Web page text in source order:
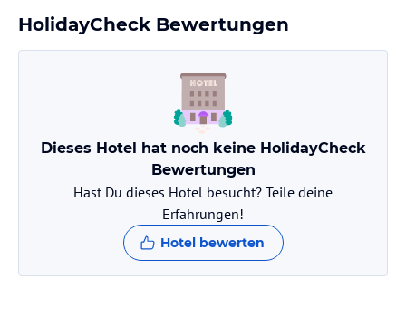
Die klimatisierten Wohneinheiten im Quinta dos Sapos sind
komfortabel und mit modernen Annehmlichkeiten ausgestattet.
Jedes Zimmer verfügt über eine Terrasse, auf der Sie die frische
Luft und die schöne Umgebung genießen können. Zur
Ausstattung gehören auch ein Flachbild-TV und ein eigenes Bad
mit einer Badewanne oder einer Dusche sowie einem Haartrockner.
Die Küche ist mit einem Kühlschrank, einem Backofen, einer
Mikrowelle und einer Kaffeemaschine ausgestattet, so dass Sie
Ihre eigenen Mahlzeiten zubereiten können.
Gastronomie im Hotel
Im Quinta dos Sapos können Sie Ihre eigenen Mahlzeiten in der
voll ausgestatteten Küche zubereiten. Alternativ können Sie auch
den Garten des Hotels nutzen, der Grillmöglichkeiten bietet.
HolidayCheck Bewertungen
Dieses Hotel hat noch keine HolidayCheck
Bewertungen
Hast Du dieses Hotel besucht? Teile deine
Erfahrungen!
Hotel bewerten